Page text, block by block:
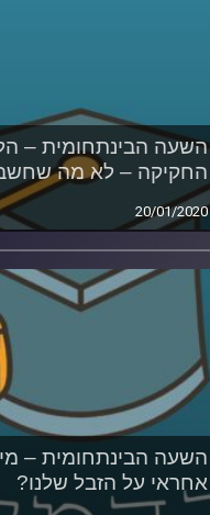
השעה הבינתחומית –
החקיקה – לא מה
20/01/2020
השעה הבינתחומית – מי
אחראי על הזבל שלנו?